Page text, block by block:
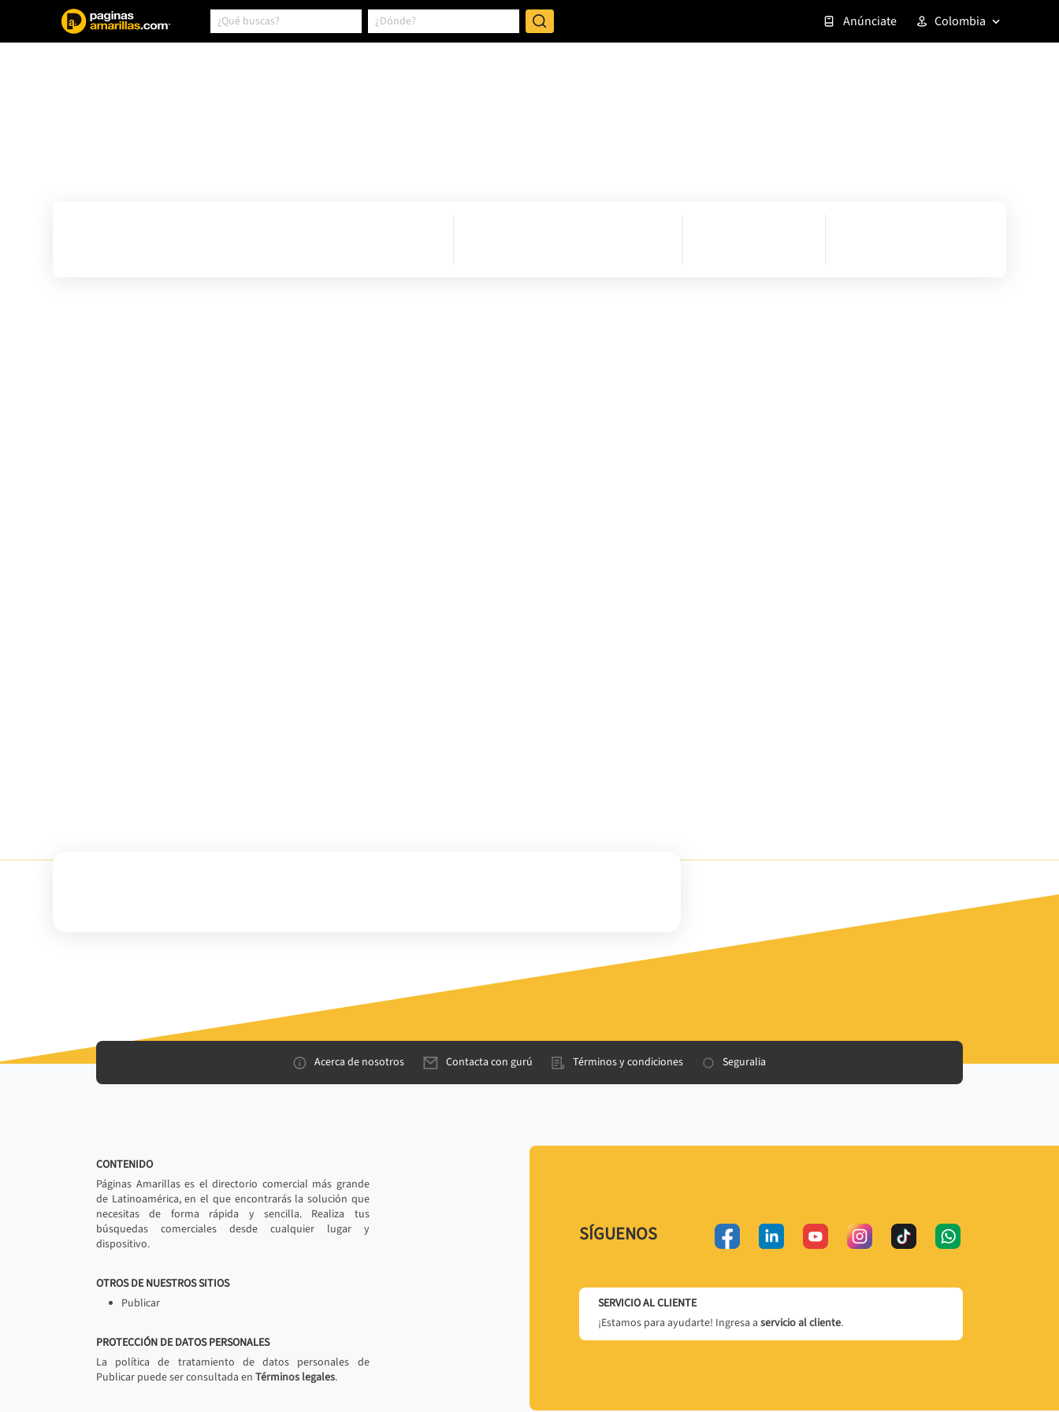
Anúnciate Colombia
Acerca de nosotros Contacta con gurú Términos y condiciones Seguralia
CONTENIDO
Páginas Amarillas es el directorio comercial más grande
de Latinoamérica, en el que encontrarás la solución que
necesitas de forma rápida y sencilla. Realiza tus
búsquedas comerciales desde cualquier lugar y
dispositivo.
OTROS DE NUESTROS SITIOS
Publicar
PROTECCIÓN DE DATOS PERSONALES
La política de tratamiento de datos personales de
Publicar puede ser consultada en Términos legales.
SÍGUENOS
SERVICIO AL CLIENTE
¡Estamos para ayudarte! Ingresa a servicio al cliente.